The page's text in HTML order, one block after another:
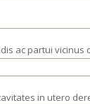
ac partui
in utero